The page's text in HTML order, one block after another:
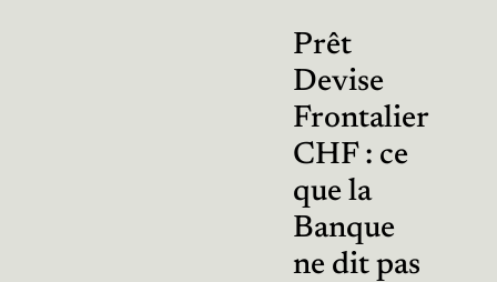
Prêt
Devise
Frontalier
CHF : ce
que la
Banque
ne dit pas